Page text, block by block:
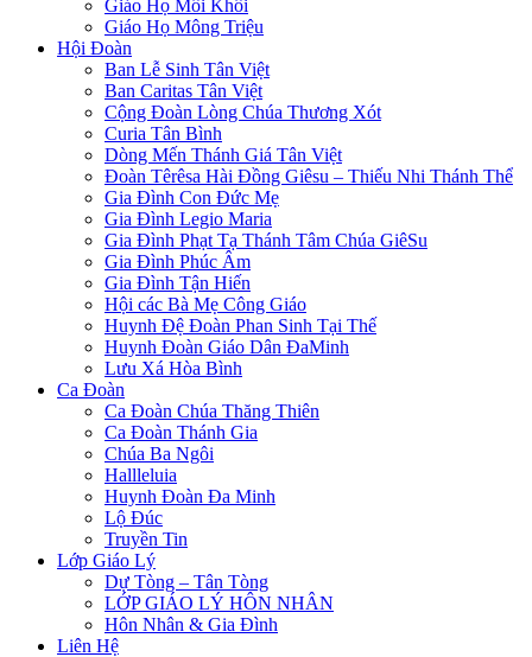
Giáo Họ Môi Khôi
Giáo Họ Mông Triệu
Hội Đoàn
Ban Lễ Sinh Tân Việt
Ban Caritas Tân Việt
Cộng Đoàn Lòng Chúa Thương Xót
Curia Tân Bình
Dòng Mến Thánh Giá Tân Việt
Đoàn Têrêsa Hài Đồng Giêsu – Thiếu Nhi Thánh Thể
Gia Đình Con Đức Mẹ
Gia Đình Legio Maria
Gia Đình Phạt Tạ Thánh Tâm Chúa GiêSu
Gia Đình Phúc Âm
Gia Đình Tận Hiến
Hội các Bà Mẹ Công Giáo
Huynh Đệ Đoàn Phan Sinh Tại Thế
Huynh Đoàn Giáo Dân ĐaMinh
Lưu Xá Hòa Bình
Ca Đoàn
Ca Đoàn Chúa Thăng Thiên
Ca Đoàn Thánh Gia
Chúa Ba Ngôi
Hallleluia
Huynh Đoàn Đa Minh
Lộ Đúc
Truyền Tin
Lớp Giáo Lý
Dự Tòng – Tân Tòng
LỚP GIÁO LÝ HÔN NHÂN
Hôn Nhân & Gia Đình
Liên Hệ